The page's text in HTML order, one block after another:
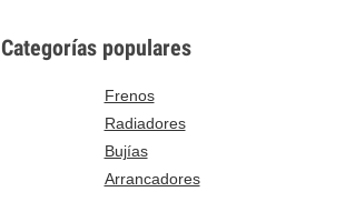
Categorías populares
Frenos
Radiadores
Bujías
Arrancadores